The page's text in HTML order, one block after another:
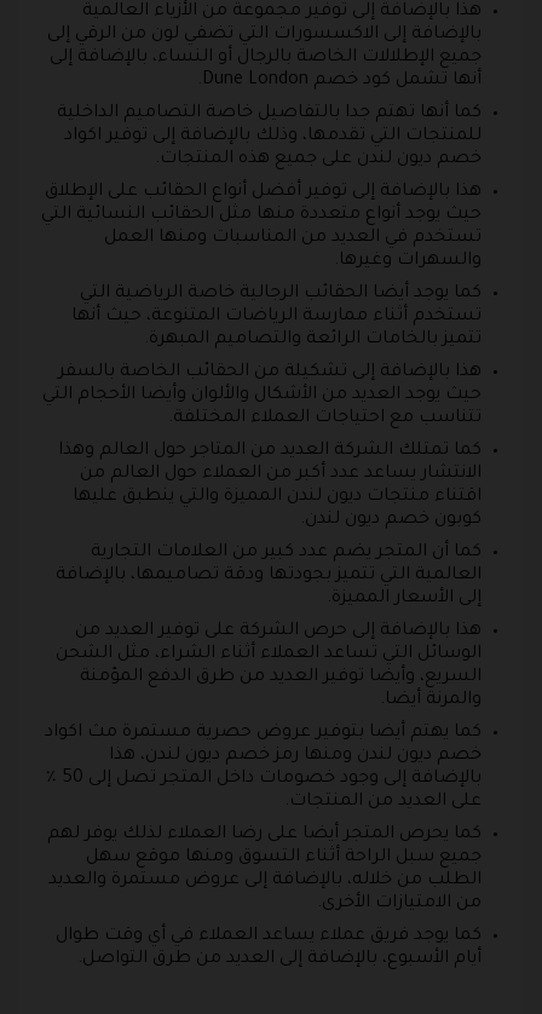
هذا بالإضافة إلى توفير مجموعة من الأزياء العالمية
بالإضافة إلى الاكسسورات التي تضفي لون من الرقي إلى
جميع الإطلالات الخاصة بالرجال أو النساء، بالإضافة إلى
أنها تشمل كود خصم Dune London.
كما أنها تهتم جدا بالتفاصيل خاصة التصاميم الداخلية
للمنتجات التي تقدمها، وذلك بالإضافة إلى توفير اكواد
خصم ديون لندن على جميع هذه المنتجات.
هذا بالإضافة إلى توفير أفضل أنواع الحقائب على الإطلاق
حيث يوجد أنواع متعددة منها مثل الحقائب النسائية التي
تستخدم في العديد من المناسبات ومنها العمل
والسهرات وغيرها.
كما يوجد أيضا الحقائب الرجالية خاصة الرياضية التي
تستخدم أثناء ممارسة الرياضات المتنوعة، حيث أنها
تتميز بالخامات الرائعة والتصاميم المبهرة.
هذا بالإضافة إلى تشكيلة من الحقائب الخاصة بالسفر
حيث يوجد العديد من الأشكال والألوان وأيضا الأحجام التي
تتناسب مع احتياجات العملاء المختلفة.
كما تمتلك الشركة العديد من المتاجر حول العالم وهذا
الانتشار يساعد عدد أكبر من العملاء حول العالم من
اقتناء منتجات ديون لندن المميزة والتي ينطبق عليها
كوبون خصم ديون لندن.
كما أن المتجر يضم عدد كبير من العلامات التجارية
العالمية التي تتميز بجودتها ودقة تصاميمها، بالإضافة
إلى الأسعار المميزة.
هذا بالإضافة إلى حرص الشركة على توفير العديد من
الوسائل التي تساعد العملاء أثناء الشراء، مثل الشحن
السريع، وأيضا توفير العديد من طرق الدفع المؤمنة
والمرنة أيضا.
كما يهتم أيضا بتوفير عروض حصرية مستمرة مث اكواد
خصم ديون لندن ومنها رمز خصم ديون لندن، هذا
بالإضافة إلى وجود خصومات داخل المتجر تصل إلى 50 ٪
على العديد من المنتجات.
كما يحرص المتجر أيضا على رضا العملاء لذلك يوفر لهم
جميع سبل الراحة أثناء التسوق ومنها موقع سهل
الطلب من خلاله، بالإضافة إلى عروض مستمرة والعديد
من الامتيازات الأخرى.
كما يوجد فريق عملاء يساعد العملاء في أي وقت طوال
أيام الأسبوع، بالإضافة إلى العديد من طرق التواصل.